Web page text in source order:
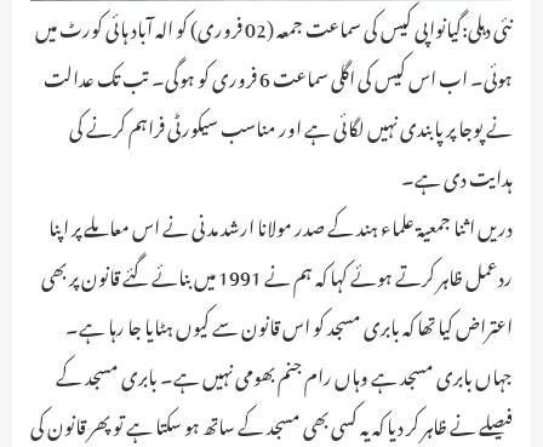
نئی دہلی:گیانواپی کیس کی سماعت جمعہ (02 فروری) کو الہ آباد ہائی کورٹ میں
ہوئی۔ اب اس کیس کی اگلی سماعت 6 فروری کو ہوگی۔ تب تک عدالت
نے پوجا پر پابندی نہیں لگائی ہے اور مناسب سیکورٹی فراہم کرنے کی
ہدایت دی ہے۔
دریں اثنا جمعیۃ علماء ہند کے صدر مولانا ارشد مدنی نے اس معاملے پر اپنا
ردعمل ظاہر کرتے ہوئے کہا کہ ہم نے 1991 میں بنائے گئے قانون پر بھی
اعتراض کیا تھا کہ بابری مسجد کو اس قانون سے کیوں ہٹایا جا رہا ہے۔
جہاں بابری مسجد ہے وہاں رام جنم بھومی نہیں ہے۔ بابری مسجد کے
فیصلے نے ظاہر کر دیا کہ یہ کسی بھی مسجد کے ساتھ ہو سکتا ہے تو پھر قانون کی